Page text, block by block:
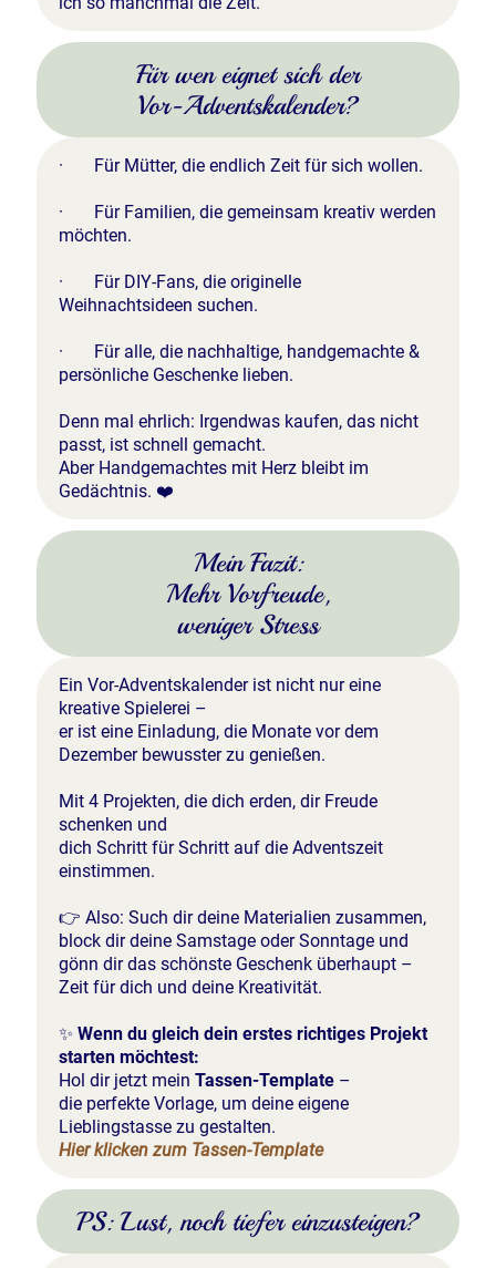
Für wen eignet sich der
Vor-Adventskalender?
· Für Mütter, die endlich Zeit für sich wollen.
· Für Familien, die gemeinsam kreativ werden
möchten.
· Für DIY-Fans, die originelle
Weihnachtsideen suchen.
· Für alle, die nachhaltige, handgemachte &
persönliche Geschenke lieben.
Denn mal ehrlich: Irgendwas kaufen, das nicht
passt, ist schnell gemacht.
Aber Handgemachtes mit Herz bleibt im
Gedächtnis. ❤️
Mein Fazit:
Mehr Vorfreude,
weniger Stress
Ein Vor-Adventskalender ist nicht nur eine
kreative Spielerei –
er ist eine Einladung, die Monate vor dem
Dezember bewusster zu genießen.
Mit 4 Projekten, die dich erden, dir Freude
schenken und
dich Schritt für Schritt auf die Adventszeit
einstimmen.
👉 Also: Such dir deine Materialien zusammen,
block dir deine Samstage oder Sonntage und
gönn dir das schönste Geschenk überhaupt –
Zeit für dich und deine Kreativität.
✨ Wenn du gleich dein erstes richtiges Projekt
starten möchtest:
Hol dir jetzt mein Tassen-Template –
die perfekte Vorlage, um deine eigene
Lieblingstasse zu gestalten.
Hier klicken zum Tassen-Template
PS: Lust, noch tiefer einzusteigen?